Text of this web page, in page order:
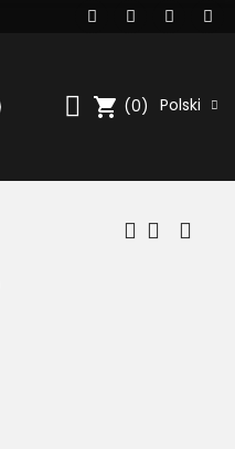
shopping_cart (0) Polski